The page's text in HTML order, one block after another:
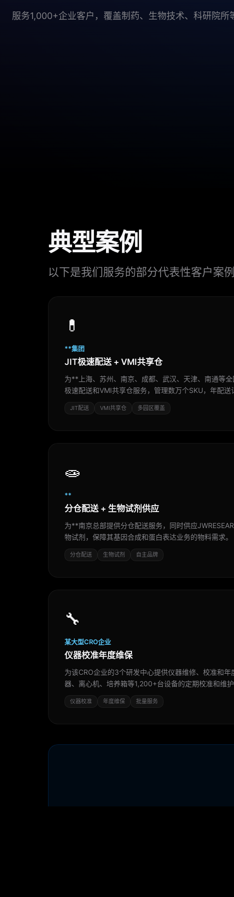
服务1,000+企业客户，覆盖制药、生物技术、科研院所
典型案例
以下是我们服务的部分代表性客户案例
💊
**集团
JIT极速配送 + VMI共享仓
为**上海、苏州、南京、成都、武汉、天津、南通等
极速配送和VMI共享仓服务，管理数万个SKU，年配送
JIT配送 VMI共享仓 多园区覆盖
🧫
**
分仓配送 + 生物试剂供应
为**南京总部提供分仓配送服务，同时供应
物试剂，保障其基因合成和蛋白表达业务的物料需求。
分仓配送 生物试剂 自主品牌
🔧
某大型CRO企业
仪器校准年度维保
为该CRO企业的3个研发中心提供仪器维修、校准和
器、离心机、培养箱等1,200+台设备的定期校准和维护
仪器校准 年度维保 批量服务